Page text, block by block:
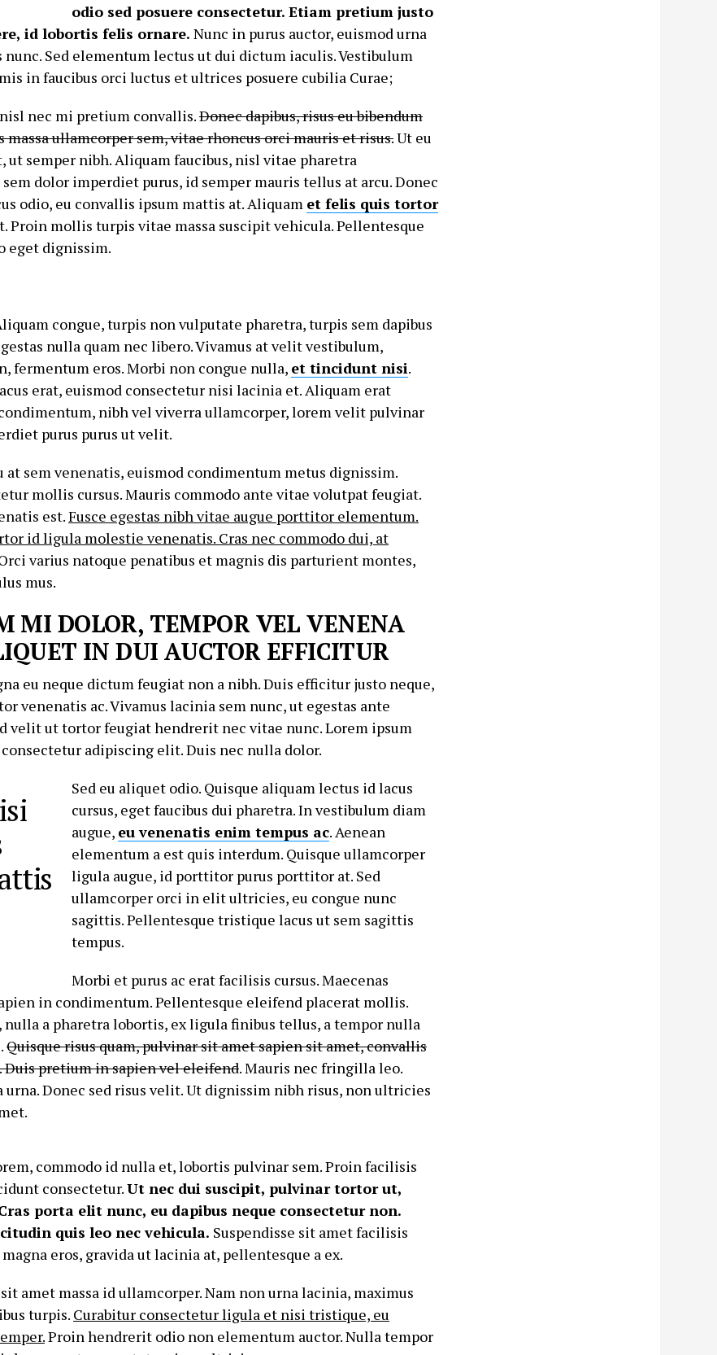
odio sed posuere consectetur. Etiam pretium justo
id lobortis felis ornare. Nunc in purus auctor, euismod urna
nunc. Sed elementum lectus ut dui dictum iaculis. Vestibulum
in faucibus orci luctus et ultrices posuere cubilia Curae;
nec mi pretium convallis.Donec dapibus, risus eu bibendum
ullamcorper sem, vitae rhoncus orci mauris et risus.Ut eu
ut semper nibh. Aliquam faucibus, nisl vitae pharetra
dolor imperdiet purus, id semper mauris tellus at arcu. Donec
odio, eu convallis ipsum mattis at. Aliquam et felis quis tortor
Proin mollis turpis vitae massa suscipit vehicula. Pellentesque
eget dignissim.
congue, turpis non vulputate pharetra, turpis sem dapibus
nulla quam nec libero. Vivamus at velit vestibulum,
fermentum eros. Morbi non congue nulla, et tincidunt nisi.
erat, euismod consectetur nisi lacinia et. Aliquam erat
nibh vel viverra ullamcorper, lorem velit pulvinar
purus purus ut velit.
at sem venenatis, euismod condimentum metus dignissim.
mollis cursus. Mauris commodo ante vitae volutpat feugiat.
est.Fusce egestas nibh vitae augue porttitor elementum.
id ligula molestie venenatis. Cras nec commodo dui, at
varius natoque penatibus et magnis dis parturient montes,
mus.
MI DOLOR, TEMPOR VEL VENENA
IN DUI AUCTOR EFFICITUR
eu neque dictum feugiat non a nibh. Duis efficitur justo neque,
venenatis ac. Vivamus lacinia sem nunc, ut egestas ante
velit ut tortor feugiat hendrerit nec vitae nunc. Lorem ipsum
adipiscing elit. Duis nec nulla dolor.
Sed eu aliquet odio. Quisque aliquam lectus id lacus
cursus, eget faucibus dui pharetra. In vestibulum diam
augue, eu venenatis enim tempus ac. Aenean
elementum a est quis interdum. Quisque ullamcorper
ligula augue, id porttitor purus porttitor at. Sed
ullamcorper orci in elit ultricies, eu congue nunc
sagittis. Pellentesque tristique lacus ut sem sagittis
tempus.
Morbi et purus ac erat facilisis cursus. Maecenas
in condimentum. Pellentesque eleifend placerat mollis.
a pharetra lobortis, ex ligula finibus tellus, a tempor nulla
Quisque risus quam, pulvinar sit amet sapien sit amet, convallis
Duis pretium in sapien vel eleifend. Mauris nec fringilla leo.
urna. Donec sed risus velit. Ut dignissim nibh risus, non ultricies
commodo id nulla et, lobortis pulvinar sem. Proin facilisis
consectetur.Ut nec dui suscipit, pulvinar tortor ut,
porta elit nunc, eu dapibus neque consectetur non.
quis leo nec vehicula. Suspendisse sit amet facilisis
eros, gravida ut lacinia at, pellentesque a ex.
amet massa id ullamcorper. Nam non urna lacinia, maximus
turpis. Curabitur consectetur ligula et nisi tristique, eu
Proin hendrerit odio non elementum auctor. Nulla tempor